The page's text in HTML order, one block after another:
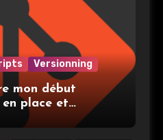
Versionning
mon début
en place et